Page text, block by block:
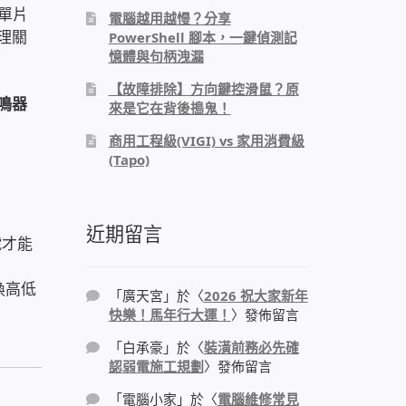
片
關
器
能
高低
電腦越用越慢？分享
PowerShell 腳本，一鍵偵測記
憶體與句柄洩漏
【故障排除】方向鍵控滑鼠？原
來是它在背後搗鬼！
商用工程級(VIGI) vs 家用消費級
(Tapo)
近期留言
「廣天宮 」於〈2026 祝大家新年
快樂！馬年行大運！ 〉發佈留言
「白承豪 」於〈裝潢前務必先確
認弱電施工規劃〉發佈留言
「電腦小家 」於〈電腦維修常見